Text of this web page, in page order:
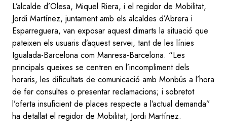
L’alcalde d’Olesa, Miquel Riera, i el regidor de Mobilitat,
Jordi Martínez, juntament amb els alcaldes d’Abrera i
Esparreguera, van exposar aquest dimarts la situació que
pateixen els usuaris d’aquest servei, tant de les línies
Igualada-Barcelona com Manresa-Barcelona. “Les
principals queixes se centren en l’incompliment dels
horaris, les dificultats de comunicació amb Monbús a l’hora
de fer consultes o presentar reclamacions; i sobretot
l’oferta insuficient de places respecte a l’actual demanda”
ha detallat el regidor de Mobilitat, Jordi Martínez.